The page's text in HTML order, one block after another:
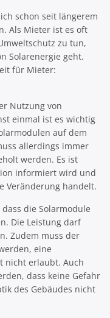
schon seit längerem
Als Mieter ist es oft
zu tun,
Solarenergie geht.
für Mieter:
Nutzung von
einmal ist es wichtig
auf dem
allerdings immer
werden. Es ist
informiert wird und
Veränderung handelt.
die Solarmodule
Die Leistung darf
Zudem muss der
eine
nicht erlaubt. Auch
dass keine Gefahr
des Gebäudes nicht